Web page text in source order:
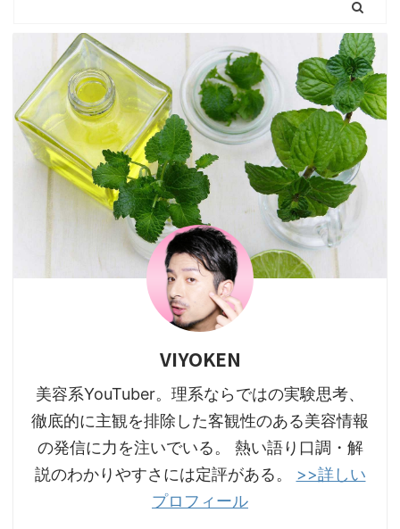
知ることで、間違った考
え方でやみくもにスキン
ケア化粧品を選んでしま
うのを防げるんです！
【基本】肌タイプ4つ種
類とその特徴 まず、4つ
の肌タイプについて解説
します。 まず ...
VIYOKEN
美容系YouTuber。理系ならではの実験思考、
徹底的に主観を排除した客観性のある美容情報
の発信に力を注いでいる。 熱い語り口調・解
説のわかりやすさには定評がある。 >>詳しい
プロフィール